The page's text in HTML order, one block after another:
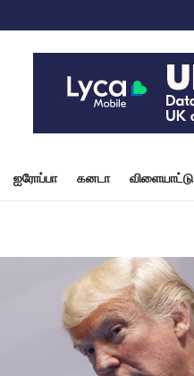
ஐரோப்பா கனடா விளையாட்டு